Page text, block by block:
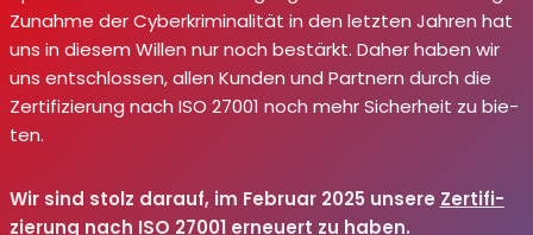
Zunah­me der Cyber­kri­mi­na­li­tät in den letz­ten Jah­ren hat
uns in die­sem Wil­len nur noch bestärkt. Daher haben wir
uns ent­schlos­sen, allen Kun­den und Part­nern durch die
Zer­ti­fi­zie­rung nach ISO 27001 noch mehr Sicher­heit zu bie­
ten.
Wir sind stolz dar­auf, im Febru­ar 2025 unse­re Zer­ti­fi­
zie­rung nach ISO 27001erneu­ert zu haben.